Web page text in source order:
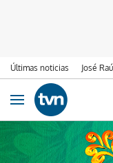
Últimas noticias José
Ir al contenido
Obrir navegació